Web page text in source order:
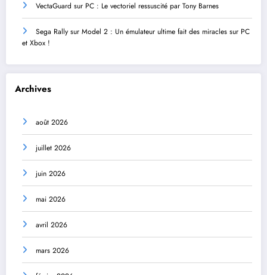
VectaGuard sur PC : Le vectoriel ressuscité par Tony Barnes
Sega Rally sur Model 2 : Un émulateur ultime fait des miracles sur PC
et Xbox !
Archives
août 2026
juillet 2026
juin 2026
mai 2026
avril 2026
mars 2026